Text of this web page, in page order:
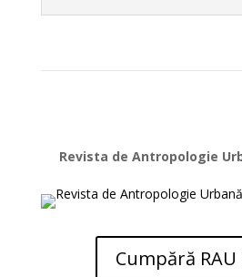
Revista de Antropologie
Cumpără RAU